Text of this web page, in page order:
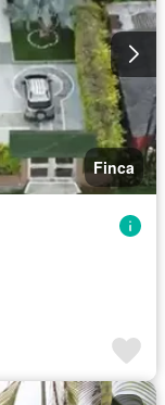
Finca